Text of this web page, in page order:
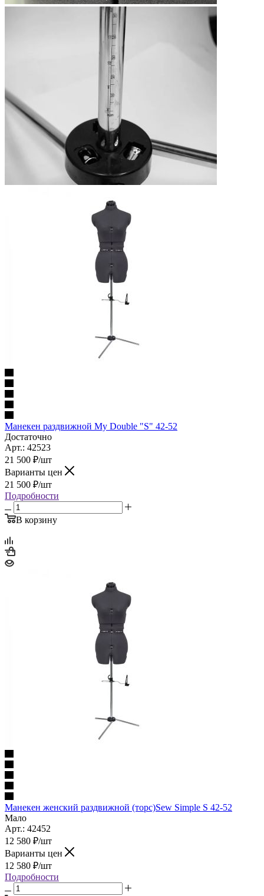
Манекен раздвижной My Double "S" 42-52
Достаточно
Арт.: 42523
21 500 ₽/шт
Варианты цен
21 500 ₽/шт
Подробности
В корзину
Манекен женский раздвижной (торс)Sew Simple S 42-52
Мало
Арт.: 42452
12 580 ₽/шт
Варианты цен
12 580 ₽/шт
Подробности